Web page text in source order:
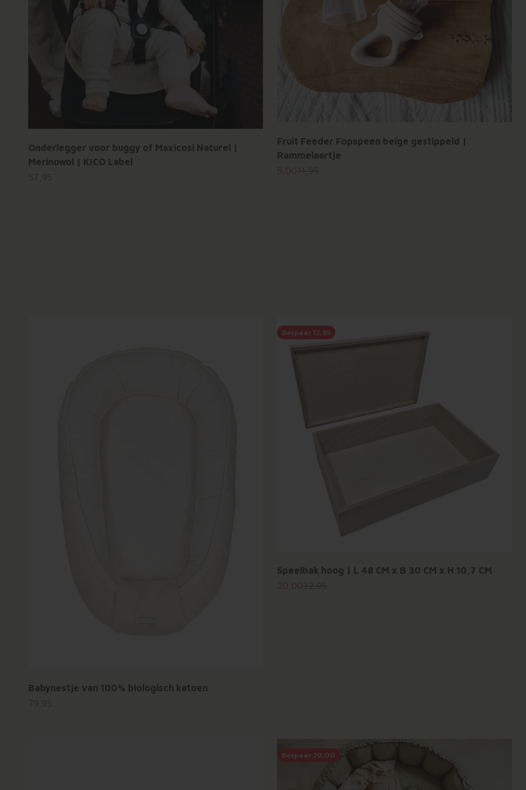
Onderlegger voor buggy of Maxicosi Naturel |
Merinowol | KICO Label
Fruit Feeder Fopspeen beige gestippeld |
Rammelaartje
Aanbiedingsprijs
5,00 Normale prijs
11,95
Babynestje van 100% biologisch katoen
Bespaar 12,95
Speelbak hoog | L 48 CM x B 30 CM x H 10,7 CM
Aanbiedingsprijs
20,00 Normale prijs
32,95
Bespaar 20,00